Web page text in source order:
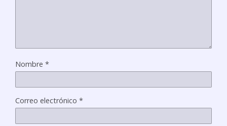
Nombre *
Correo electrónico *